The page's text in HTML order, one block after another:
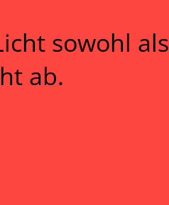
sowohl als
ab.